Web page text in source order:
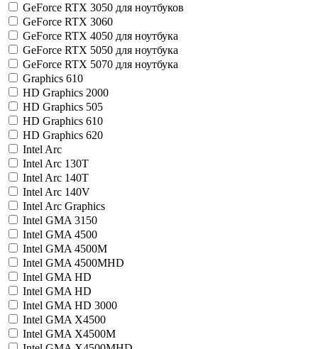
GeForce RTX 3050 для ноутбуков
GeForce RTX 3060
GeForce RTX 4050 для ноутбука
GeForce RTX 5050 для ноутбука
GeForce RTX 5070 для ноутбука
Graphics 610
HD Graphics 2000
HD Graphics 505
HD Graphics 610
HD Graphics 620
Intel Arc
Intel Arc 130T
Intel Arc 140T
Intel Arc 140V
Intel Arc Graphics
Intel GMA 3150
Intel GMA 4500
Intel GMA 4500M
Intel GMA 4500MHD
Intel GMA HD
Intel GMA HD
Intel GMA HD 3000
Intel GMA X4500
Intel GMA X4500M